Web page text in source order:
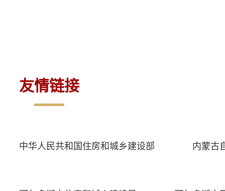
友情链接
中华人民共和国住房和城乡建设部 内蒙古